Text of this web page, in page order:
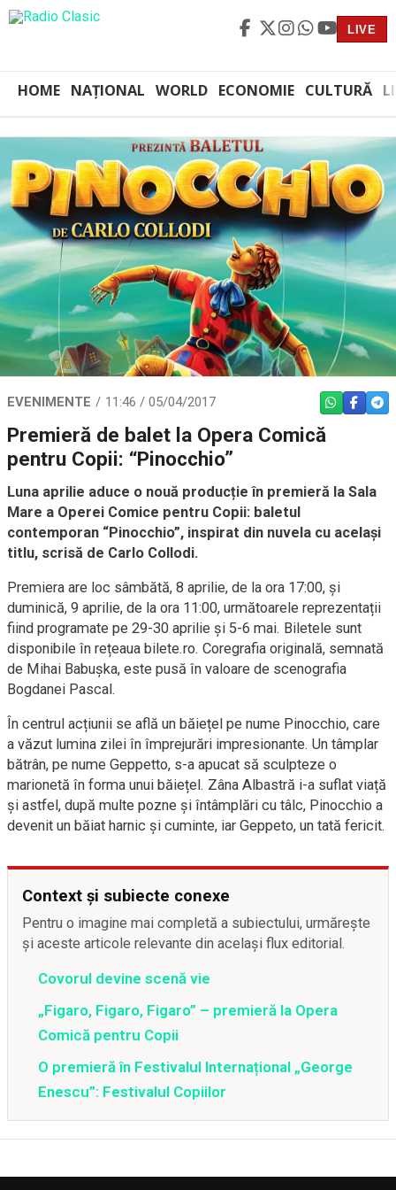
LIVE
HOME NAȚIONAL WORLD ECONOMIE CULTURĂ
EVENIMENTE 11:46 / 05/04/2017 WHATSAPP
Premieră de balet la Opera Comică
pentru Copii: “Pinocchio”
Luna aprilie aduce o nouă producție în premieră la Sala
Mare a Operei Comice pentru Copii: baletul
contemporan “Pinocchio”, inspirat din nuvela cu același
titlu, scrisă de Carlo Collodi.
Premiera are loc sâmbătă, 8 aprilie, de la ora 17:00, și
duminică, 9 aprilie, de la ora 11:00, următoarele reprezentații
fiind programate pe 29-30 aprilie și 5-6 mai. Biletele sunt
disponibile în rețeaua bilete.ro. Coregrafia originală, semnată
de Mihai Babușka, este pusă în valoare de scenografia
Bogdanei Pascal.
În centrul acțiunii se află un băiețel pe nume Pinocchio, care
a văzut lumina zilei în împrejurări impresionante. Un tâmplar
bătrân, pe nume Geppetto, s-a apucat să sculpteze o
marionetă în forma unui băiețel. Zâna Albastră i-a suflat viață
și astfel, după multe pozne și întâmplări cu tâlc, Pinocchio a
devenit un băiat harnic și cuminte, iar Geppeto, un tată fericit.
Context și subiecte conexe
Pentru o imagine mai completă a subiectului, urmărește
și aceste articole relevante din același flux editorial.
Covorul devine scenă vie
„Figaro, Figaro, Figaro” – premieră la Opera
Comică pentru Copii
O premieră în Festivalul Internațional „George
Enescu”: Festivalul Copiilor